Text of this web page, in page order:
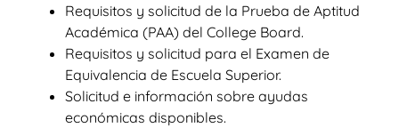
Requisitos y solicitud de la Prueba de Aptitud
Académica (PAA) del College Board.
Requisitos y solicitud para el Examen de
Equivalencia de Escuela Superior.
Solicitud e información sobre ayudas
económicas disponibles.